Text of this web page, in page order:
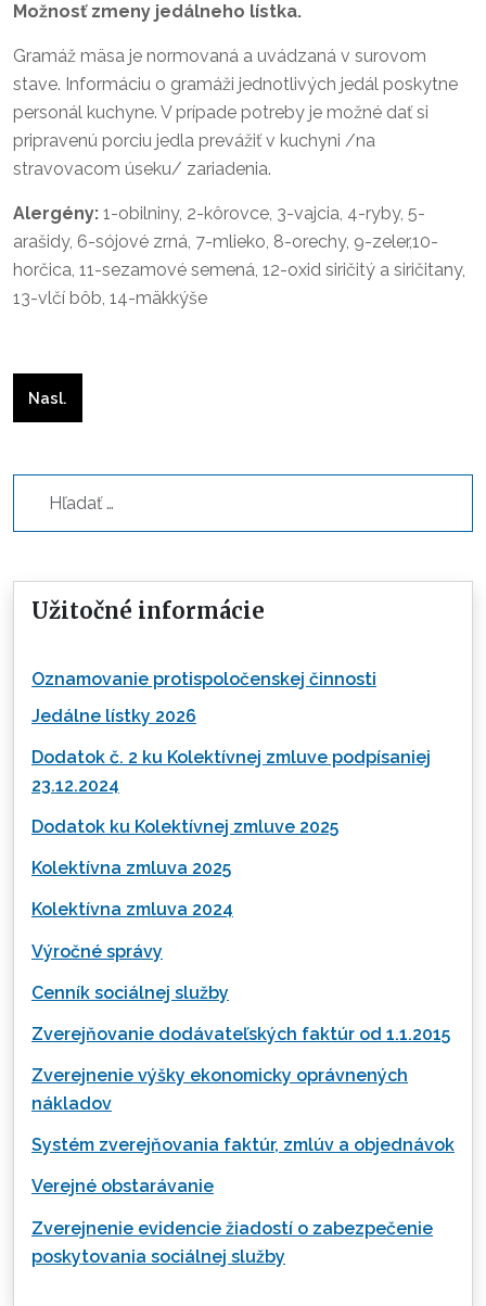
Možnosť zmeny jedálneho lístka.
Gramáž mäsa je normovaná a uvádzaná v surovom
stave. Informáciu o gramáži jednotlivých jedál poskytne
personál kuchyne. V prípade potreby je možné dať si
pripravenú porciu jedla prevážiť v kuchyni /na
stravovacom úseku/ zariadenia.
Alergény: 1-obilniny, 2-kôrovce, 3-vajcia, 4-ryby, 5-
arašidy, 6-sójové zrná, 7-mlieko, 8-orechy, 9-zeler,10-
horčica, 11-sezamové semená, 12-oxid siričitý a siričitany,
13-vlčí bôb, 14-mäkkýše
Nasledujúci článok: Jedálny lístok 27.týždeň
Nasl.
Užitočné informácie
Oznamovanie protispoločenskej činnosti
Jedálne lístky 2026
Dodatok č. 2 ku Kolektívnej zmluve podpísaniej
23.12.2024
Dodatok ku Kolektívnej zmluve 2025
Kolektívna zmluva 2025
Kolektívna zmluva 2024
Výročné správy
Cenník sociálnej služby
Zverejňovanie dodávateľských faktúr od 1.1.2015
Zverejnenie výšky ekonomicky oprávnených
nákladov
Systém zverejňovania faktúr, zmlúv a objednávok
Verejné obstarávanie
Zverejnenie evidencie žiadostí o zabezpečenie
poskytovania sociálnej služby